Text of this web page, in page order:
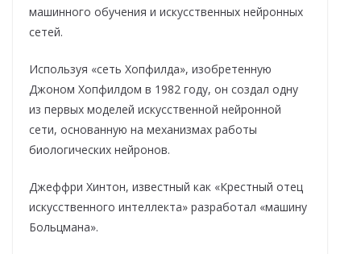
машинного обучения и искусственных нейронных
сетей.
Используя «сеть Хопфилда», изобретенную
Джоном Хопфилдом в 1982 году, он создал одну
из первых моделей искусственной нейронной
сети, основанную на механизмах работы
биологических нейронов.
Джеффри Хинтон, известный как «Крестный отец
искусственного интеллекта» разработал «машину
Больцмана».